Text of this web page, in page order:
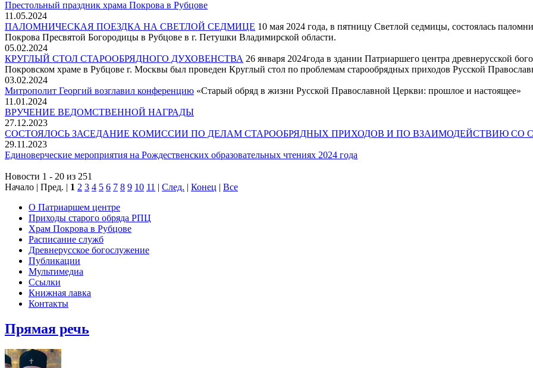
Престольный праздник храма Покрова в Рубцове
11.05.2024
ПАЛОМНИЧЕСКАЯ ПОЕЗДКА НА СВЕТЛОЙ СЕДМИЦЕ 10 мая 2024 года, в пятницу Светлой седмицы, состоялась
Покрова Пресвятой Богородицы в Рубцове в г. Петушки Владимирской области.
05.02.2024
КРУГЛЫЙ СТОЛ СТАРООБРЯДНОГО ДУХОВЕНСТВА 26 января 2024года в здании Патриаршего центра древнерусской
Покровском храме в Рубцове г. Москвы был проведен Круглый стол по проблемам старообрядных приходов Русской
03.02.2024
Митрополит Георгий возглавил конференцию «Старый обряд в жизни Русской Православной Церкви: прошлое и настоящее»
11.01.2024
ВРУЧЕНИЕ ВЕДОМСТВЕННОЙ НАГРАДЫ
27.12.2023
СОСТОЯЛОСЬ ЗАСЕДАНИЕ КОМИССИИ ПО ДЕЛАМ СТАРООБРЯДНЫХ ПРИХОДОВ И ПО ВЗАИМОДЕЙСТВИЮ СО
29.11.2023
Единоверческие мероприятия на Рождественских образовательных чтениях 2024 года
Новости 1 - 20 из 251
Начало | Пред. | 1 2 3 4 5 6 7 8 9 10 11 | След. | Конец | Все
О Патриаршем центре
Приходы старого обряда РПЦ
Храм Покрова в Рубцове
Расписание служб
Древнерусское богослужение
Публикации
Мультимедиа
Ссылки
Книжная лавка
Контакты
Прямая речь